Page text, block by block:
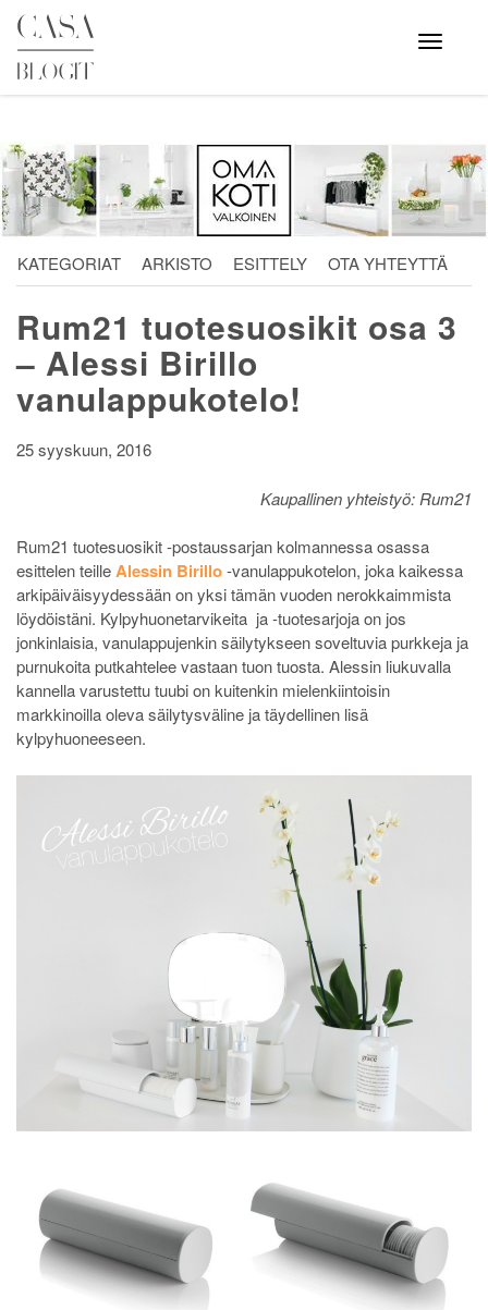
Skip
content
Avaa
valikko
KATEGORIAT ARKISTO ESITTELY OTA YHTEYTTÄ
Rum21 tuotesuosikit osa 3
– Alessi Birillo
vanulappukotelo!
25 syyskuun, 2016
Kaupallinen yhteistyö: Rum21
Rum21 tuotesuosikit -postaussarjan kolmannessa osassa
esittelen teilleAlessin Birillo-vanulappukotelon, joka kaikessa
arkipäiväisyydessään on yksi tämän vuoden nerokkaimmista
löydöistäni. Kylpyhuonetarvikeita ja -tuotesarjoja on jos
jonkinlaisia, vanulappujenkin säilytykseen soveltuvia purkkeja ja
purnukoita putkahtelee vastaan tuon tuosta. Alessin liukuvalla
kannella varustettu tuubi on kuitenkin mielenkiintoisin
markkinoilla oleva säilytysväline ja täydellinen lisä
kylpyhuoneeseen.